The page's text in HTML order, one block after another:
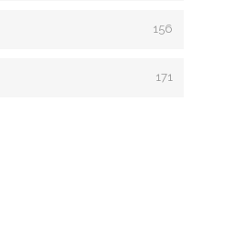
156
171